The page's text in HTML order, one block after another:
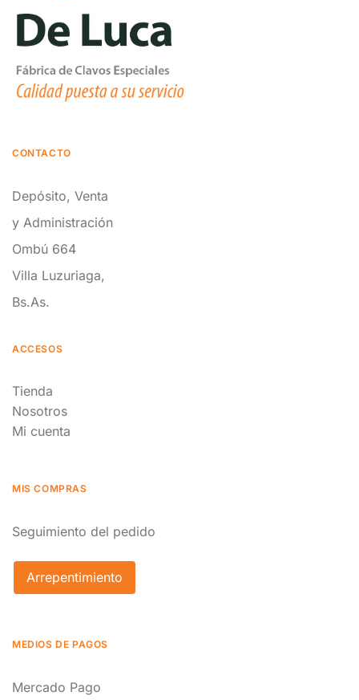
CONTACTO
Depósito, Venta
y Administración
Ombú 664
Villa Luzuriaga,
Bs.As.
ACCESOS
Tienda
Nosotros
Mi cuenta
MIS COMPRAS
Seguimiento del pedido
Arrepentimiento
MEDIOS DE PAGOS
Mercado Pago